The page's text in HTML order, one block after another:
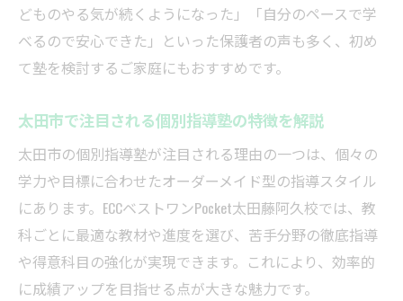
説
ベストワンPocketの学習環境が生む成果とは
通いやすさと安心感が両立する学びの場
性
個別指導塾なら部活と両立できる通塾体制
ベストワンPocketの通いやすさの工夫を紹介
保護者も安心できる個別指導塾のサポート
体制
どものやる気が続くようになった」「自分のペースで学
べるので安心できた」といった保護者の声も多く、初め
て塾を検討するご家庭にもおすすめです。
太田市で注目される個別指導塾の特徴を解説
太田市の個別指導塾が注目される理由の一つは、個々の
学力や目標に合わせたオーダーメイド型の指導スタイル
にあります。ECCベストワンPocket太田藤阿久校では、教
科ごとに最適な教材や進度を選び、苦手分野の徹底指導
や得意科目の強化が実現できます。これにより、効率的
に成績アップを目指せる点が大きな魅力です。